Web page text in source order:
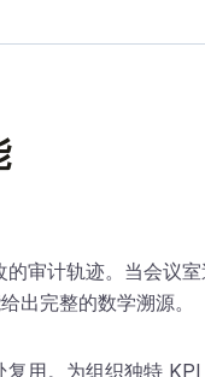
审计轨迹。当会议
出完整的数学溯源。
复用。为组织独特